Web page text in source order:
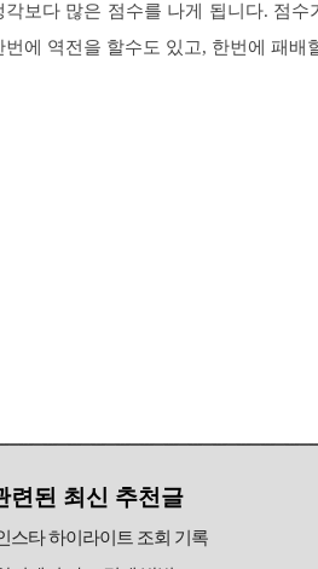
각보다 많은 점수를 나게 됩니다. 점수
번에 역전을 할수도 있고, 한번에 패배
련된 최신 추천글
스타 하이라이트 조회 기록